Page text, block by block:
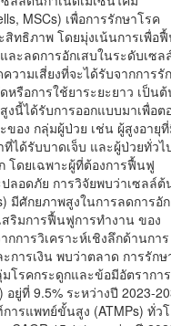
MSCs) เพื่อการรักษาโรค
สิทธิภาพ โดยมุ่งเน้นการเพื่อ
ละลดการอักเสบในระดับเซล
วามเสี่ยงที่จะได้รับจากการรั
หรือการใช้ยาระยะยาว เป็น
นี้ได้รับการออกแบบมาเพื่อต
ของ กลุ่มผู้ป่วย เช่น ผู้สูงอายุ
ได้รับบาดเจ็บ และผู้ป่วยทั่วไ
โดยเฉพาะผู้ที่ต้องการฟื้นฟู
ปลอดภัย การวิจัยพบว่าเซลล์ต้
มีศักยภาพสูงในการลดการอั
ริมการฟื้นฟูการทำงาน ของ
กการวิเคราะห์เชิงลึกด้านการ
การเงิน พบว่าตลาด การรักษ
โรคกระดูกและข้อมีอัตราการ
อยู่ที่ 9.5% ระหว่างปี 2023-
รแพทย์ขั้นสูง (ATMPs) ทั่ว